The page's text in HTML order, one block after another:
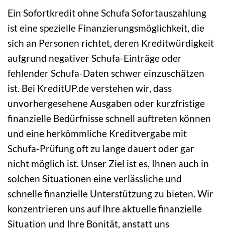
Ein Sofortkredit ohne Schufa Sofortauszahlung
ist eine spezielle Finanzierungsmöglichkeit, die
sich an Personen richtet, deren Kreditwürdigkeit
aufgrund negativer Schufa-Einträge oder
fehlender Schufa-Daten schwer einzuschätzen
ist. Bei KreditUP.de verstehen wir, dass
unvorhergesehene Ausgaben oder kurzfristige
finanzielle Bedürfnisse schnell auftreten können
und eine herkömmliche Kreditvergabe mit
Schufa-Prüfung oft zu lange dauert oder gar
nicht möglich ist. Unser Ziel ist es, Ihnen auch in
solchen Situationen eine verlässliche und
schnelle finanzielle Unterstützung zu bieten. Wir
konzentrieren uns auf Ihre aktuelle finanzielle
Situation und Ihre Bonität, anstatt uns